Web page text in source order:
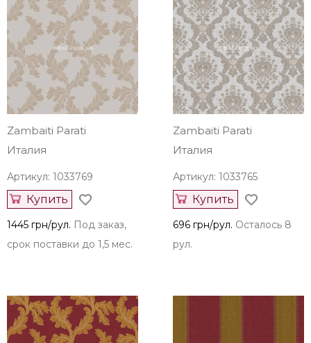
Zambaiti Parati
Италия
Артикул: 1033769
Купить
1445 грн/рул. Под заказ,
срок поставки до 1,5 мес.
Zambaiti Parati
Италия
Артикул: 1033765
Купить
696 грн/рул. Осталось 8
рул.